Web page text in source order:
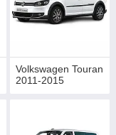
Volkswagen Touran
2011-2015